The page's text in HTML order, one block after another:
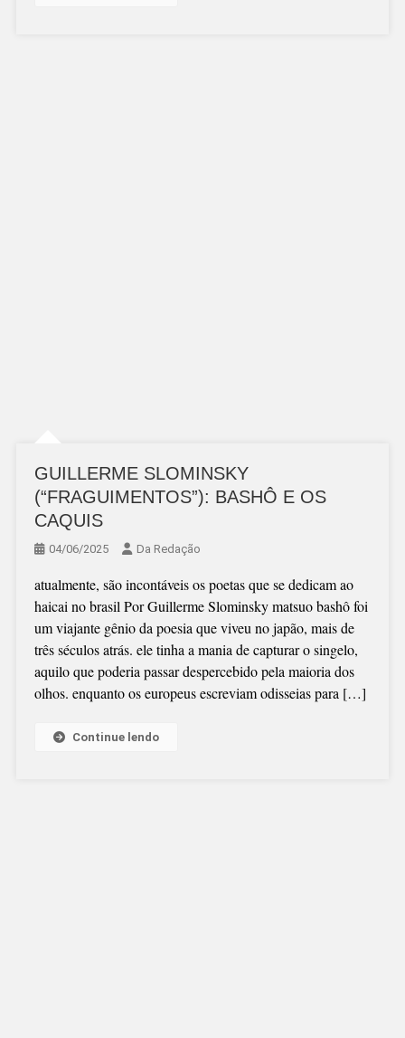
GUILLERME SLOMINSKY
(“FRAGUIMENTOS”): BASHÔ E OS
CAQUIS
04/06/2025 Da Redação
atualmente, são incontáveis os poetas que se dedicam ao
haicai no brasil Por Guillerme Slominsky matsuo bashô foi
um viajante gênio da poesia que viveu no japão, mais de
três séculos atrás. ele tinha a mania de capturar o singelo,
aquilo que poderia passar despercebido pela maioria dos
olhos. enquanto os europeus escreviam odisseias para […]
Continue lendo